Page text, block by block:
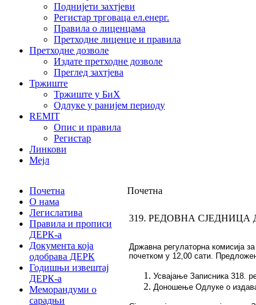
Поднијети захтјеви
Регистар трговаца ел.eнерг.
Правила о лиценцама
Претходне лиценце и правила
Претходне дозволе
Издате претходне дозволе
Преглед захтјева
Тржиште
Тржиште у БиХ
Одлуке у ранијем периоду
REMIT
Опис и правила
Регистар
Линкови
Мејл
Почетна
О нама
Легислатива
Правила и прописи
ДЕРК-а
Документа која
одобрава ДЕРК
Годишњи извештај
ДЕРК-а
Меморандуми о
сарадњи
Почетна
319. РЕДОВНА СЈЕДНИЦА
Држaвнa рeгулaтoрнa кoмисиja
почетком у 12,00 сати.
Усвајање Записника 318.
Доношење Одлуке о